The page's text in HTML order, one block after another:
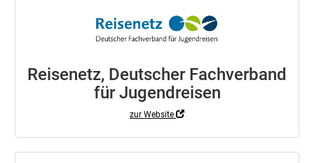
Reisenetz, Deutscher Fachverband
für Jugendreisen
zur Website